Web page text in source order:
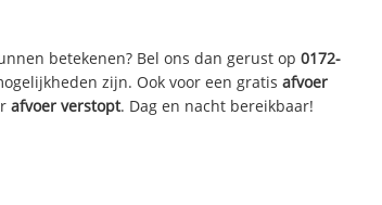
betekenen? Bel ons dan gerust op0172-
zijn. Ook voor een gratisafvoer
afvoer verstopt. Dag en nacht bereikbaar!